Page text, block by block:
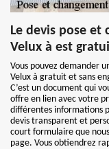
Le devis pose
Velux à est
Vous pouvez demander
Velux à gratuit et sans
C’est un document qui
offre en lien avec votre
différentes informations
devis transparent et
court formulaire que
page. Vous obtiendrez